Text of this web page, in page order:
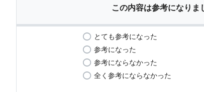
この内容は参考になりま
とても参考になった
参考になった
参考にならなかった
全く参考にならなかった